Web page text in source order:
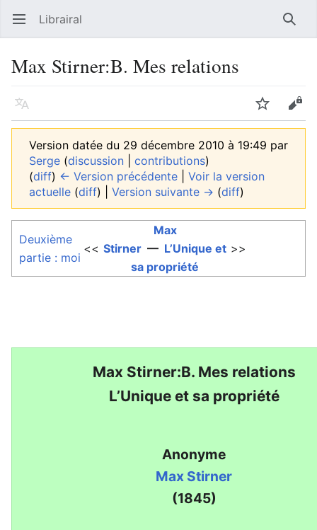
Ouvrir le menu principal Librairal
Max Stirner:B. Mes relations
Langue Suivre
Version datée du 29 décembre 2010 à 19:49 par
Serge (discussion contributions)
(diff) ← Version précédente
Voir la version
actuelle (diff) | Version suivante → (diff)
Deuxième
partie : moi
<<
Max
Stirner — L’Unique et
sa propriété
>>
Max Stirner:B. Mes relations
L’Unique et sa propriété
Anonyme
Max Stirner
(1845)